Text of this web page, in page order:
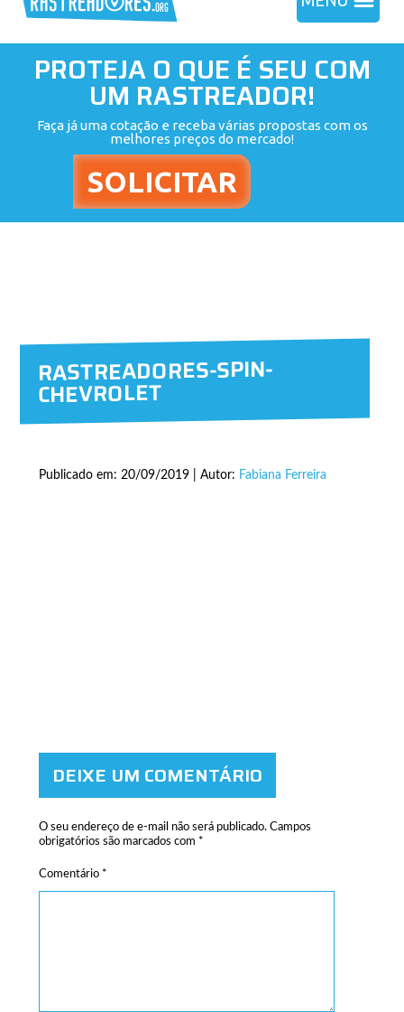
PROTEJA O QUE É SEU COM
UM RASTREADOR!
Faça já uma cotação e receba várias propostas com os
melhores preços do mercado!
RASTREADORES-SPIN-
CHEVROLET
Publicado em: 20/09/2019 | Autor: Fabiana Ferreira
DEIXE UM COMENTÁRIO
O seu endereço de e-mail não será publicado. Campos
obrigatórios são marcados com *
Comentário *